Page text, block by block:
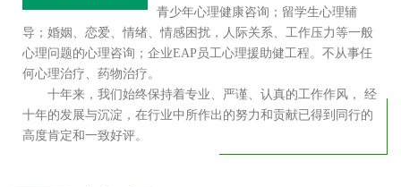
青少年心理健康咨询；留学生心理辅
导；婚姻、恋爱、情绪、情感困扰，人际关系、工作压力等一般
心理问题的心理咨询；企业EAP员工心理援助健工程。不从事任
何心理治疗、药物治疗。
十年来，我们始终保持着专业、严谨、认真的工作作风， 经
十年的发展与沉淀，在行业中所作出的努力和贡献已得到同行的
高度肯定和一致好评。